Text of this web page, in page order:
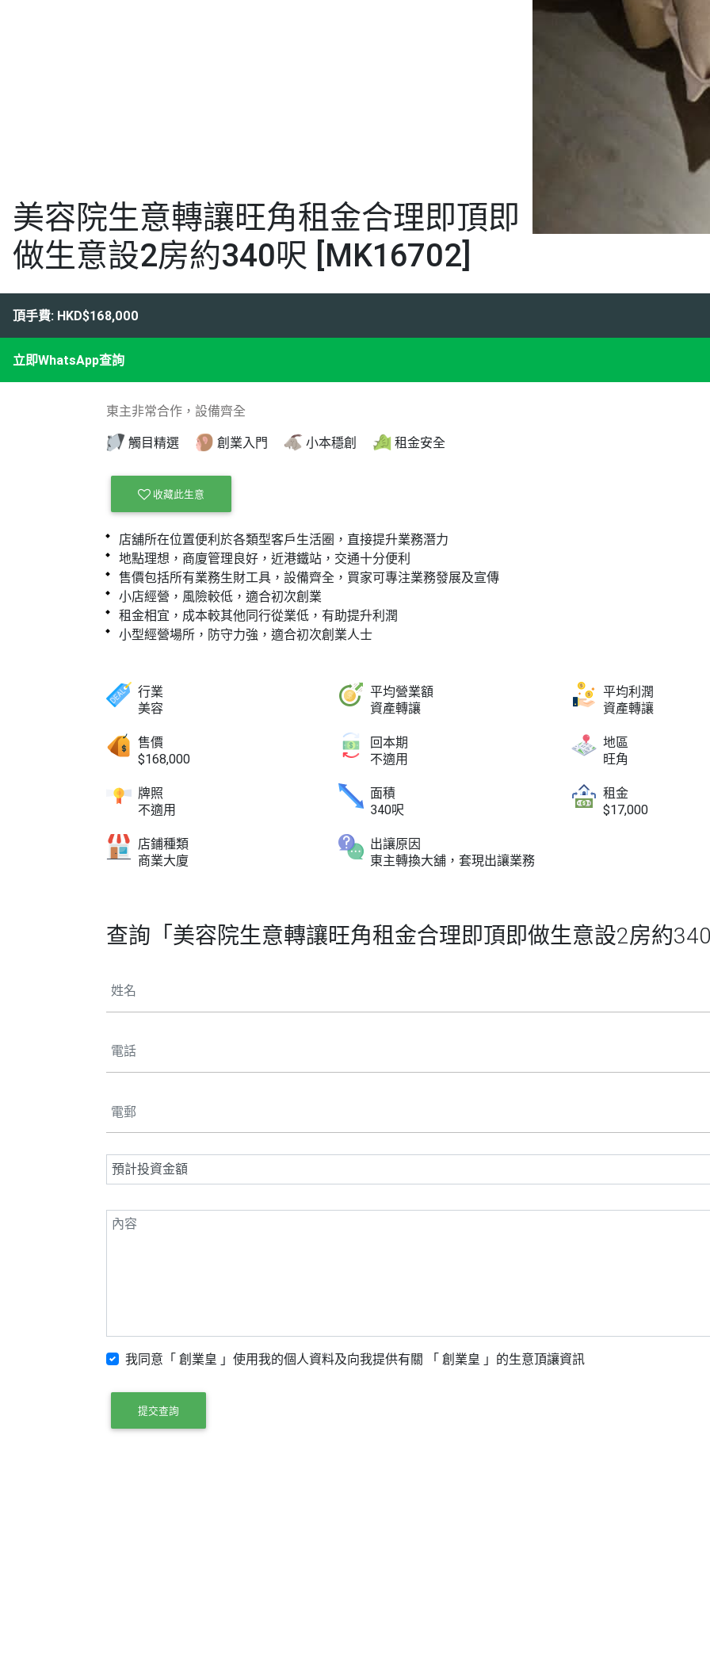
美容院生意轉讓旺角租金合理即頂即
做生意設2房約340呎 [MK16702]
頂手費: HKD$168,000
立即WhatsApp查詢
東主非常合作，設備齊全
觸目精選
創業入門 小本穩創 租金安全
收藏此生意
店舖所在位置便利於各類型客戶生活圈，直接提升業務潛力
地點理想，商廈管理良好，近港鐵站，交通十分便利
售價包括所有業務生財工具，設備齊全，買家可專注業務發展及宣傳
小店經營，風險較低，適合初次創業
租金相宜，成本較其他同行從業低，有助提升利潤
小型經營場所，防守力強，適合初次創業人士
行業
美容
平均營業額
資產轉讓
平均利潤
資產轉讓
售價
$168,000
回本期
不適用
地區
旺角
牌照
不適用
面積
340呎
租金
$17,000
店鋪種類
商業大廈
出讓原因
東主轉換大舖，套現出讓業務
查詢「美容院生意轉讓旺角租金合理即頂即做生意設2房約
我同意「 創業皇 」使用我的個人資料及向我提供有關 「 創業皇 」的生意頂讓資訊
提交查詢